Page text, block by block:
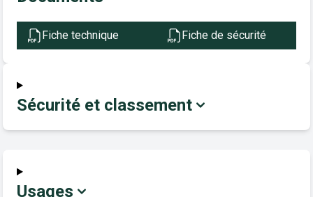
Fiche technique Fiche de sécurité
Sécurité et classement
Usages